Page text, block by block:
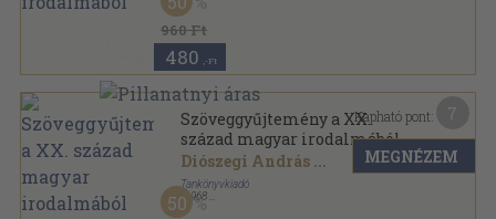
Ragasztott papírkötés
960 Ft
480 ,-Ft
Szöveggyűjtemény a XX.
század magyar irodalmából
Diószegi András ...
Tankönyvkiadó
, 1968
Fűzött kemény papírkötés
50
Kapható pont:
MEGNÉZEM